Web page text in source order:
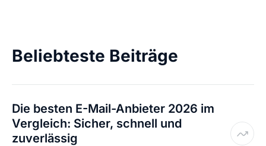
Beliebteste Beiträge
Die besten E-Mail-Anbieter 2026 im
Vergleich: Sicher, schnell und
zuverlässig